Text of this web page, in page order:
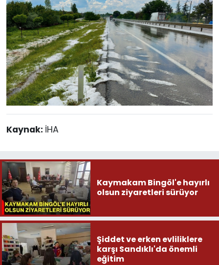
Kaynak: İHA
Kaymakam Bingöl'e hayırlı
olsun ziyaretleri sürüyor
Şiddet ve erken evliliklere
karşı Sandıklı'da önemli
eğitim